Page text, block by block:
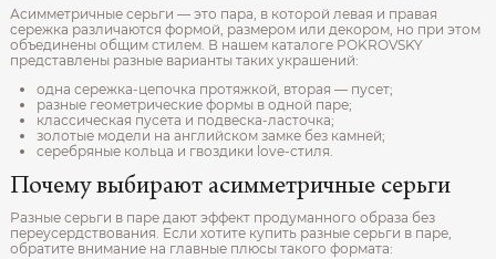
Асимметричные серьги — это пара, в которой левая и правая
сережка различаются формой, размером или декором, но при этом
объединены общим стилем. В нашем каталоге POKROVSKY
представлены разные варианты таких украшений:
одна сережка-цепочка протяжкой, вторая — пусет;
разные геометрические формы в одной паре;
классическая пусета и подвеска-ласточка;
золотые модели на английском замке без камней;
серебряные кольца и гвоздики love-стиля.
Почему выбирают асимметричные серьги
Разные серьги в паре дают эффект продуманного образа без
переусердствования. Если хотите купить разные серьги в паре,
обратите внимание на главные плюсы такого формата: